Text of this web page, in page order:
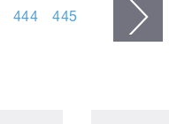
444 445